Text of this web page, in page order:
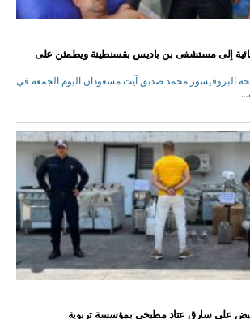
إلى مستشفى بن باديس بقسنطينة ويطمئن على
الصحة البروفيسور محمد صديق آيت مسعودان اليوم الجمعة في
على سارق عتاد مطبخي بمؤسسة تربوية